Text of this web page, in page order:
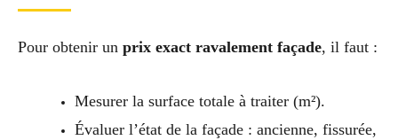
Pour obtenir un prix exact ravalement façade, il faut :
Mesurer la surface totale à traiter (m²).
Évaluer l’état de la façade : ancienne, fissurée,